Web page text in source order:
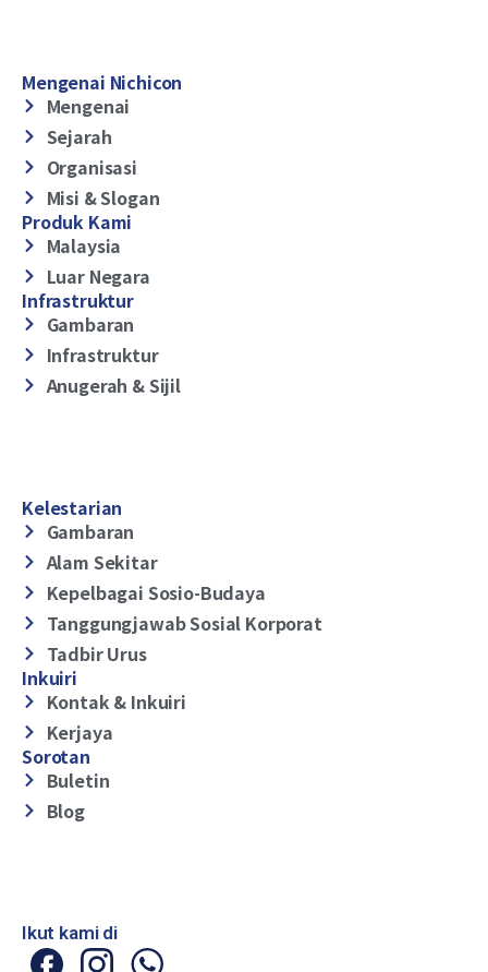
Mengenai Nichicon
Mengenai
Sejarah
Organisasi
Misi & Slogan
Produk Kami
Malaysia
Luar Negara
Infrastruktur
Gambaran
Infrastruktur
Anugerah & Sijil
Kelestarian
Gambaran
Alam Sekitar
Kepelbagai Sosio-Budaya
Tanggungjawab Sosial Korporat
Tadbir Urus
Inkuiri
Kontak & Inkuiri
Kerjaya
Sorotan
Buletin
Blog
Ikut kami di